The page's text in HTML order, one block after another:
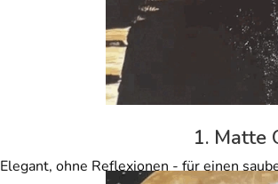
1. Matte
Elegant, ohne Reflexionen - für einen